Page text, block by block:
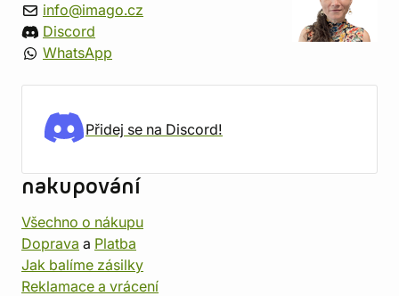
info@imago.cz
Discord
WhatsApp
Přidej se na Discord!
nakupování
Všechno o nákupu
Doprava a Platba
Jak balíme zásilky
Reklamace a vrácení